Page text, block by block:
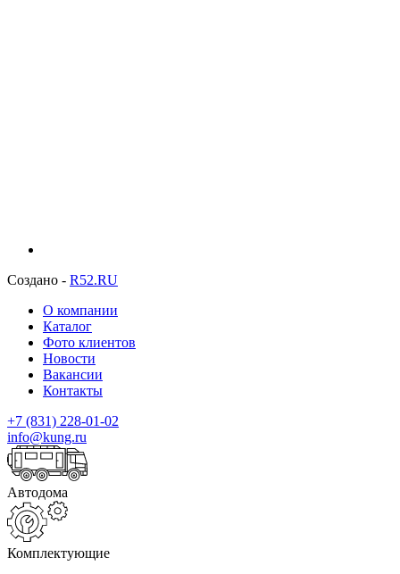
Создано - R52.RU
О компании
Каталог
Фото клиентов
Новости
Вакансии
Контакты
+7 (831) 228-01-02
info@kung.ru
Автодома
Комплектующие